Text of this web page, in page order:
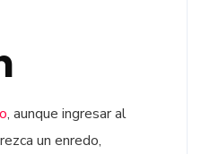
, aunque ingresar al
un enredo,